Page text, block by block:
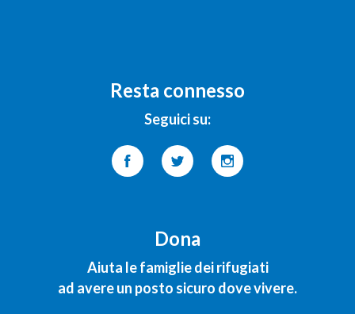
Resta connesso
Seguici su:
Dona
Aiuta le famiglie dei rifugiati
ad avere un posto sicuro dove vivere.